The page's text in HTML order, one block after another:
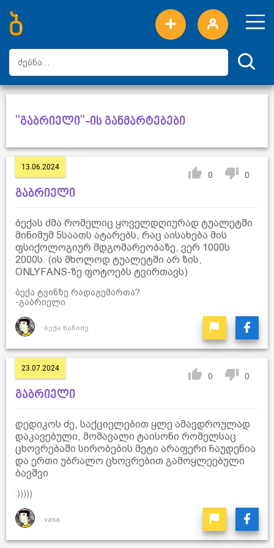
ახალი სიტყვები
ტოპ სიტყვები
დღის ტოპ სიტყვები
ტოპ მომხმარებლები
"გაბრიელი"-ის განმარტებები
13.06.2024
0 0
გაბრიელი
ბექას ძმა რომელიც ყოველდღიურად ტუალეტში
მინიმუმ 5საათს ატარებს, რაც აისახება მის
ფსიქოლოგიურ მდგომარეობაზე, ვერ 1000ს
2000ს. (ის მხოლოდ ტუალეტში არ ზის,
ONLYFANS-ზე ფოტოებს ტვირთავს)
ბექა ტვინზე რადაგემართა?
-გაბრიელი
ბექა ხაჩიძე
23.07.2024
0 0
გაბრიელი
დედიკოს ძე, საქციელებით ყლე ამავდროულად
დაკავებული, მომავალი ტაისონი რომელსაც
ცხოვრებაში სირობების მეტი არაფერი ჩაუდენია
და ერთი უბრალო ცხოვრებით გამოყლეებული
ბავშვი
:)))))
vasa